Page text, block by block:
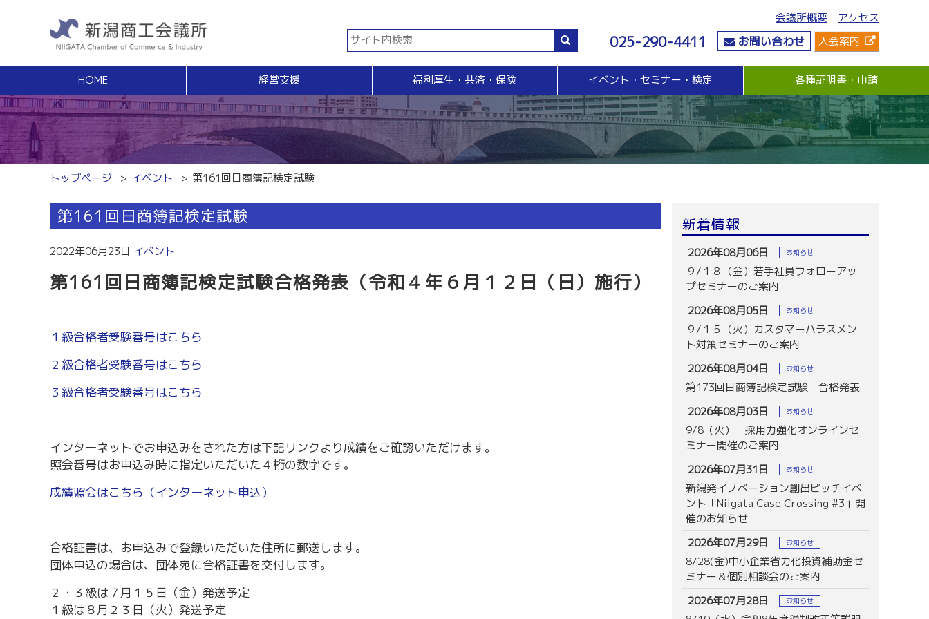
会議所概要 アクセス
025-290-4411 お問い合わせ 入会案内
HOME 経営支援
経営支援
経営相談
無料窓口相談
専門家ネットワーク
経営安定特別相談室
中小企業支援サイト「ミラサポ」
新潟県建設サポートセンター
税務相談（無料相談窓口）
労務・雇用関係
事業承継・Ｍ＆Ａ
事業承継支援（無料相談窓口）
事業承継簡易診断
M＆Aの相談・斡旋
創業塾
事業計画・創業融資相談（無料窓口相談）
商工会議所ライブラリー
販売拡大・人脈
販売拡大
商い情報便
電子商い情報便
商いつなぐサイト
交流会
ビジネス情報交換会
女性会
資金・融資
無担保・無保証人融資
各種融資制度紹介
社会情勢
要望・提言
地域活性化
福利厚生・共済・保険
福利
健康増進サポート
共済等
生命共済制度「チューリップ共済」
小規模企業共済制度
火災共済
国民年金基金
危機管理
危機管理支援（無料窓口相談）
与信管理支援(あんしん取引情報提供事業)
ビジネス総合保険制度
売上債権保全制度（グループ取引信用保険）
業務災害補償プラン
休業補償プラン
商工会議所会員向け保険制度
イベント・セミナー・検定
イベント・セミナー・検定
イベント・セミナー
検定
各種証明書・申請
各種証明書・申請
貿易関係証明
電子証明書発行
【受付終了】GS1事業者（JAN企業）コード
トップページ イベント 第161回日商簿記検定試験
第161回日商簿記検定試験
2022年06月23日 イベント
第161回日商簿記検定試験合格発表（令和４年６月１２日（日）施行）
１級合格者受験番号はこちら
２級合格者受験番号はこちら
３級合格者受験番号はこちら
インターネットでお申込みをされた方は下記リンクより成績をご確認いただけます。
照会番号はお申込み時に指定いただいた４桁の数字です。
成績照会はこちら（インターネット申込）
合格証書は、お申込みで登録いただいた住所に郵送します。
団体申込の場合は、団体宛に合格証書を交付します。
２・３級は７月１５日（金）発送予定
１級は８月２３日（火）発送予定
新着情報
2026年08月06日 お知らせ
９/１８（金）若手社員フォローアッ
プセミナーのご案内
2026年08月05日
お知らせ
９/１５（火）カスタマーハラスメン
ト対策セミナーのご案内
2026年08月04日
お知らせ
第173回日商簿記検定試験 合格発表
2026年08月03日
お知らせ
9/8（火） 採用力強化オンラインセ
ミナー開催のご案内
2026年07月31日
お知らせ
新潟発イノベーション創出ピッチイベ
ント「Niigata Case Crossing #3」開
催のお知らせ
2026年07月29日
お知らせ
8/28(金)中小企業省力化投資補助金セ
ミナー＆個別相談会のご案内
2026年07月28日
お知らせ